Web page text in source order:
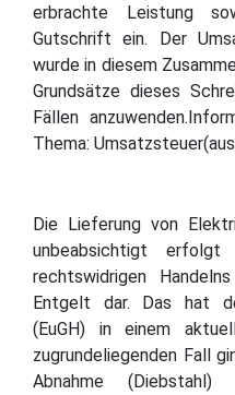
erbrachte Leistung
Gutschrift ein. Der
wurde in diesem
Grundsätze dieses
Fällen
Thema:
Die Lieferung von
unbeabsichtigt
rechtswidrigen
Entgelt dar. Das hat
(EuGH) in einem
zugrundeliegenden Fall
Abnahme